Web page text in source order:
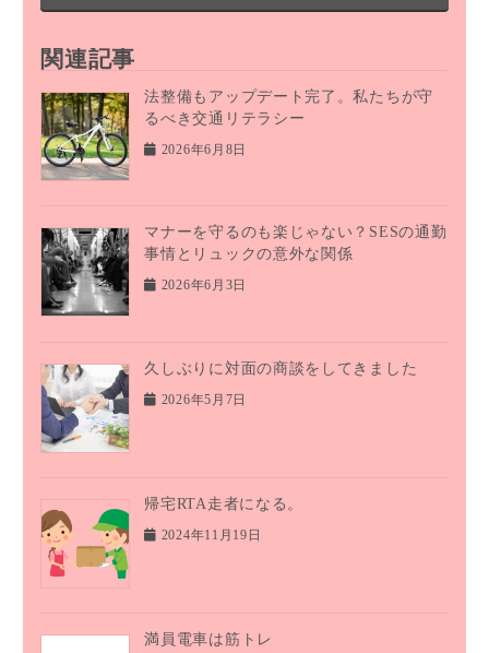
関連記事
法整備もアップデート完了。私たちが守
るべき交通リテラシー
2026年6月8日
マナーを守るのも楽じゃない？SESの通勤
事情とリュックの意外な関係
2026年6月3日
久しぶりに対面の商談をしてきました
2026年5月7日
帰宅RTA走者になる。
2024年11月19日
満員電車は筋トレ